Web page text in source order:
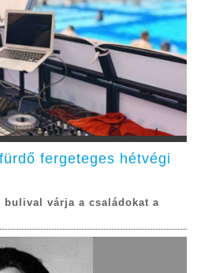
fergeteges hétvégi
várja a családokat a